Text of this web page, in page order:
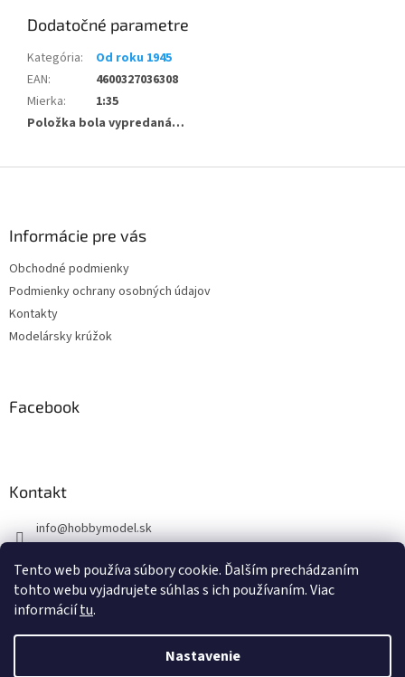
Tento web používa súbory cookie. Ďalším prechádzaním
tohto webu vyjadrujete súhlas s ich používaním. Viac
informáciítu.
Nastavenie
Dodatočné parametre
Kategória:
Od roku 1945
EAN:
4600327036308
Mierka:
1:35
Položka bola vypredaná…
Informácie pre vás
Obchodné podmienky
Podmienky ochrany osobných údajov
Kontakty
Modelársky krúžok
Facebook
Kontakt
info@hobbymodel.sk
https://www.facebook.com/skhobbymodel
Vytvoril Shoptet